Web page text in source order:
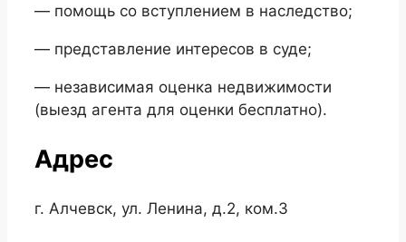
— помощь со вступлением в наследство;
— представление интересов в суде;
— независимая оценка недвижимости
(выезд агента для оценки бесплатно).
Адрес
г. Алчевск, ул. Ленина, д.2, ком.3